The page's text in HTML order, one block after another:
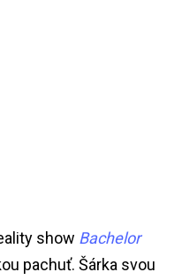
show Bachelor
pachuť. Šárka svou